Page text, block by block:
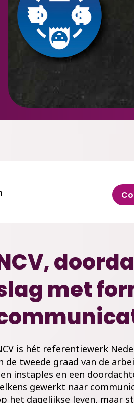
met
is hét referentiewerk
de tweede graad van de
instaples en een
gewerkt naar
het dagelijkse leven, maar